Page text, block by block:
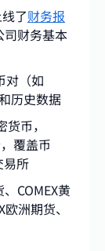
了财务报
司财务基本
对（如
历史数据
币，
覆盖币
易所
COMEX黄
洲期货、